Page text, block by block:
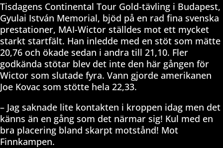
Tisdagens Continental Tour Gold-tävling i Budapest,
Gyulai István Memorial, bjöd på en rad fina svenska
prestationer, MAI-Wictor ställdes mot ett mycket
starkt startfält. Han inledde med en stöt som mätte
20,76 och ökade sedan i andra till 21,10. Fler
godkända stötar blev det inte den här gången för
Wictor som slutade fyra. Vann gjorde amerikanen
Joe Kovac som stötte hela 22,33.
– Jag saknade lite kontakten i kroppen idag men det
känns än en gång som det närmar sig! Kul med en
bra placering bland skarpt motstånd! Mot
Finnkampen.